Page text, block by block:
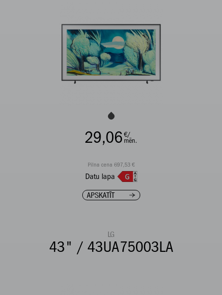
29,06€/
mēn.
Pilna cena 697,53 €
Datu lapa
APSKATĪT
LG
43" / 43UA75003LA